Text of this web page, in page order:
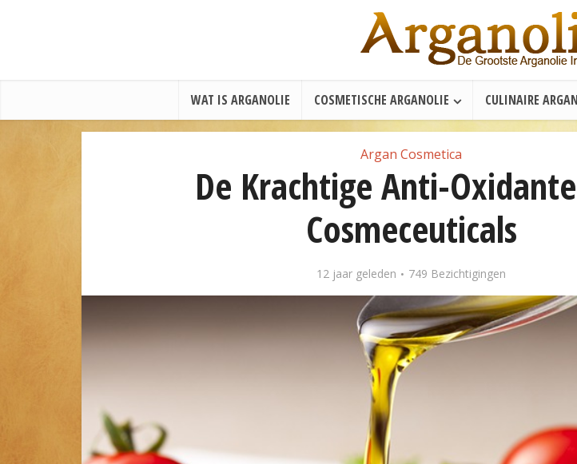
WAT IS ARGANOLIE COSMETISCHE ARGANOLIE CULINAIRE
Argan Cosmetica
De Krachtige Anti-
Cosmeceuticals
12 jaar geleden 749 Bezichtigingen